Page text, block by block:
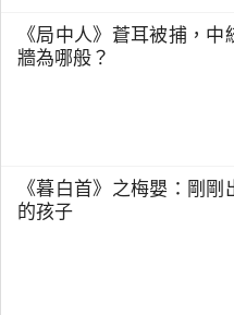
《局中人》蒼耳被捕，
牆為哪般？
《暮白首》之梅嬰：剛
的孩子